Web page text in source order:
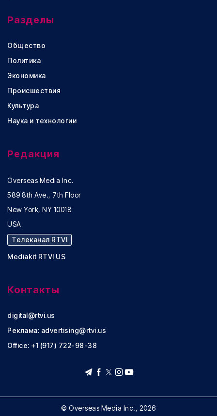
Разделы
Общество
Политика
Экономика
Происшествия
Культура
Наука и технологии
Редакция
Overseas Media Inc.
589 8th Ave., 7th Floor
New York, NY 10018
USA
Телеканал RTVI
Mediakit RTVI US
Контакты
digital@rtvi.us
Реклама: advertising@rtvi.us
Office: +1 (917) 722-98-38
© Overseas Media Inc., 2026